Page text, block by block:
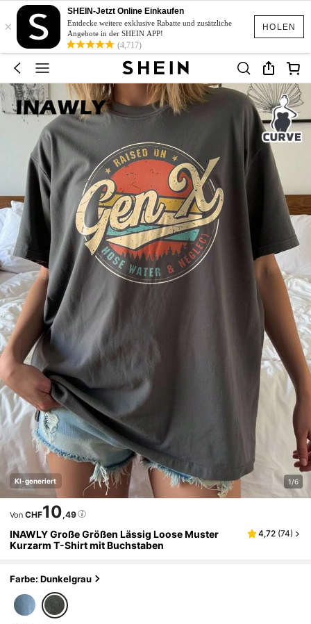
HOLEN
×
SHEIN-Jetzt Online Einkaufen
Entdecke weitere exklusive Rabatte und zusätzliche
Angebote in der SHEIN APP!
(4,717)
KI-generiert 1/6
Von CHF10,49
INAWLY Große Größen Lässig Loose Muster
Kurzarm T-Shirt mit Buchstaben
4,72 (74)
Farbe: Dunkelgrau